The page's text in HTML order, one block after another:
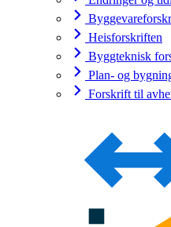
Heisforskriften
Byggteknisk
Plan- og
Forskrift til